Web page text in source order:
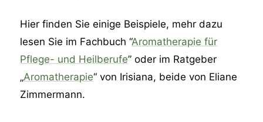
Hier finden Sie einige Beispiele, mehr dazu
lesen Sie im Fachbuch “Aromatherapie für
Pflege- und Heilberufe” oder im Ratgeber
„Aromatherapie“ von Irisiana, beide von Eliane
Zimmermann.